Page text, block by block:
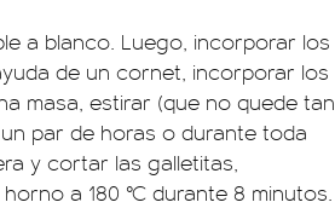
a blanco. Luego, incorporar los
de un cornet, incorporar los
masa, estirar (que no quede tan
par de horas o durante toda
y cortar las galletitas,
a 180 °C durante 8 minutos.